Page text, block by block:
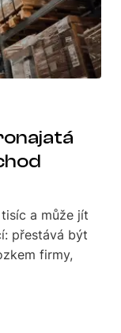
a může jít
přestává být
firmy,